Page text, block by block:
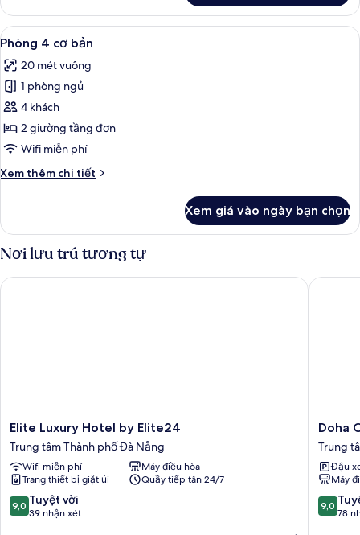
nam
và
nữ
Phòng
tập
thể
Superior,
phòng
tập
thể
nam
và
nữ
Xem
tất
cả
ảnh
Phòng
4
cơ
Phòng 4 cơ bản | Màn/rèm cản
4
Phòng 4 cơ bản
20 mét vuông
1 phòng ngủ
4 khách
2 giường tầng đơn
Wifi miễn phí
Xem thêm chi tiết
Chi
Phòng
4
cơ
bản
Xem giá vào ngày bạn chọn
Nơi lưu trú tương tự
Elite
Luxury
Hotel
by
Elite24
Trung
tâm
Elite Luxury Hotel by Elite24
Trung tâm Thành phố Đà Nẵng
Wifi miễn phí
Máy điều hòa
Trang thiết bị giặt ủi
Quầy tiếp tân 24/7
9.0
trên
9,0 Tuyệt vời
39 nhận xét
Elite Luxury Hotel by Elite24
Doha
Central
Bliss
Danang
Hotel
By
Haviland
Doha
Trung
Đậu
Máy
9.0
trên
9,0
78
Doha